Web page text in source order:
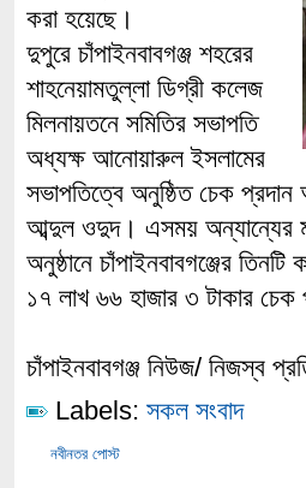
করা হয়েছে।
দুপুরে চাঁপাইনবাবগঞ্জ শহরের
শাহনেয়ামতুল্লা ডিগ্রী কলেজ
মিলনায়তনে সমিতির সভাপতি
অধ্যক্ষ আনোয়ারুল ইসলামের
সভাপতিত্বে অনুষ্ঠিত চেক প্রদান
আব্দুল ওদুদ। এসময় অন্যান্যের
অনুষ্ঠানে চাঁপাইনবাবগঞ্জের
১৭ লাখ ৬৬ হাজার ৩ টাকার চেক
চাঁপাইনবাবগঞ্জ নিউজ/ নিজস্ব
Labels: সকল সংবাদ
নবীনতর পোস্ট